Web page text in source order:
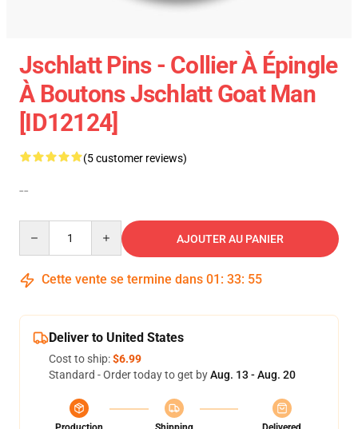
Jschlatt Pins - Collier À Épingle
À Boutons Jschlatt Goat Man
[ID12124]
(5 customer reviews)
--
AJOUTER AU PANIER
Cette vente se termine dans 01 : 33: 54
Deliver to United States
Cost to ship:$6.99
Standard - Order today to get byAug. 13 - Aug. 20